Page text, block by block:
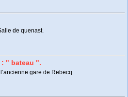
de quenast.
: " bateau ".
gare de Rebecq